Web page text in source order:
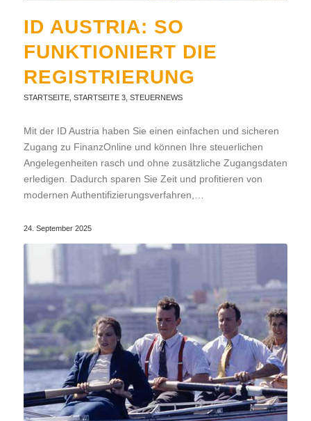
ID AUSTRIA: SO
FUNKTIONIERT DIE
REGISTRIERUNG
STARTSEITE, STARTSEITE 3, STEUERNEWS
Mit der ID Austria haben Sie einen einfachen und sicheren
Zugang zu FinanzOnline und können Ihre steuerlichen
Angelegenheiten rasch und ohne zusätzliche Zugangsdaten
erledigen. Dadurch sparen Sie Zeit und profitieren von
modernen Authentifizierungsverfahren,…
24. September 2025